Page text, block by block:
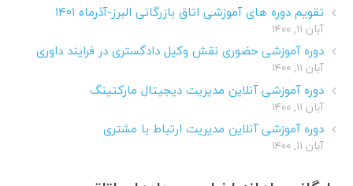
تقویم دوره های آموزشی اتاق بازرگانی البرز-آذرماه ۱۴۰۱
آبان ۱۱, ۱۴۰۰
دوره آموزشی حضوری نقش وکیل دادگستری در فرایند داوری
آبان ۱۱, ۱۴۰۰
دوره آموزشی آنلاین مدیریت دیجیتال مارکتینگ
آبان ۱۱, ۱۴۰۰
دوره آموزشی آنلاین مدیریت ارتباط با مشتری
آبان ۱۱, ۱۴۰۰